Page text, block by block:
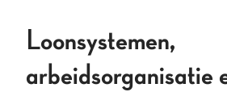
Loonsystemen,
arbeidsorganisatie